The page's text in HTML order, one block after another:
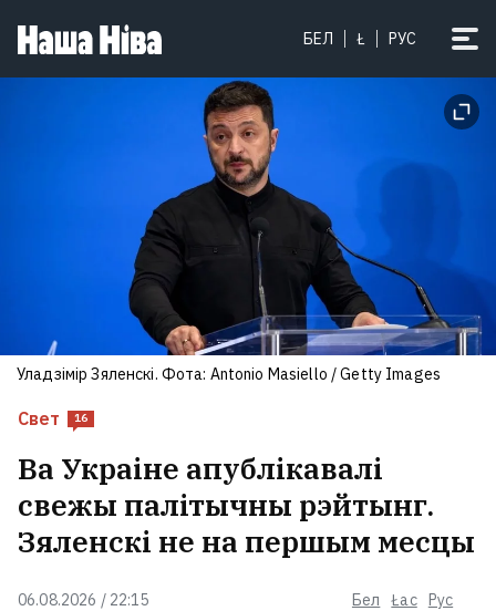
БЕЛ Ł РУС
Свет 16
06.08.2026 / 22:15 Бел Łac Рус
Ва Украіне апублікавалі
свежы палітычны рэйтынг.
Зяленскі не на першым месцы
Уладзімір Зяленскі. Фота: Antonio Masiello / Getty Images